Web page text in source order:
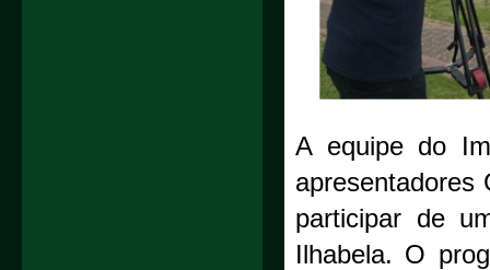
A equipe do
apresentadores
participar de
Ilhabela. O